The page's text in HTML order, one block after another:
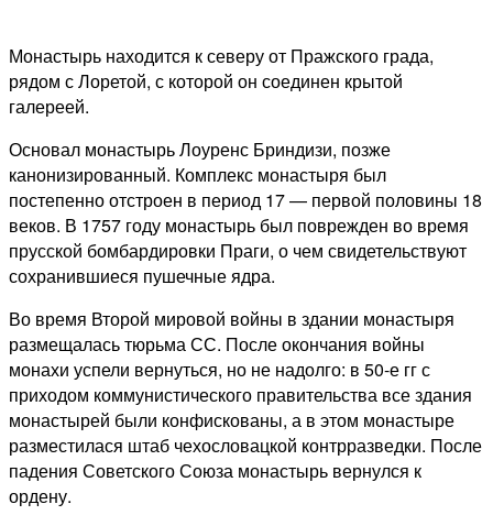
Монастырь находится к северу от Пражского града,
рядом с Лоретой, с которой он соединен крытой
галереей.
Основал монастырь Лоуренс Бриндизи, позже
канонизированный. Комплекс монастыря был
постепенно отстроен в период 17 — первой половины 18
веков. В 1757 году монастырь был поврежден во время
прусской бомбардировки Праги, о чем свидетельствуют
сохранившиеся пушечные ядра.
Во время Второй мировой войны в здании монастыря
размещалась тюрьма СС. После окончания войны
монахи успели вернуться, но не надолго: в 50-е гг с
приходом коммунистического правительства все здания
монастырей были конфискованы, а в этом монастыре
разместилася штаб чехословацкой контрразведки. После
падения Советского Союза монастырь вернулся к
ордену.